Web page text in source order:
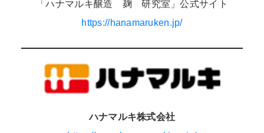
「ハナマルキ醸造 麹 研究室」公式サイト
https://hanamaruken.jp/
ハナマルキ株式会社